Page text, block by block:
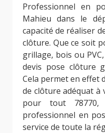
Professionnel en
Mahieu dans le
capacité de réaliser
clôture. Que ce soit
grillage, bois ou
devis pose clôture
Cela permet en effet
de clôture adéquat à
pour tout
professionnel en
service de toute la